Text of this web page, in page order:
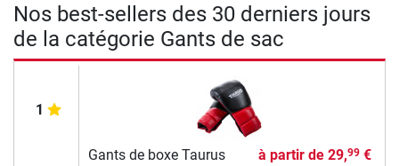
Nos best-sellers des 30 derniers jours
de la catégorie Gants de sac
1
Gants de boxe Taurus
à partir de 29,99€